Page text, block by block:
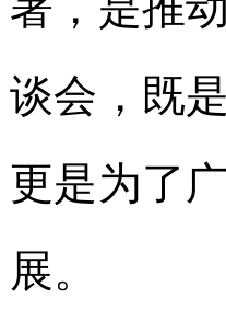
谈会，既
更是为了
展。